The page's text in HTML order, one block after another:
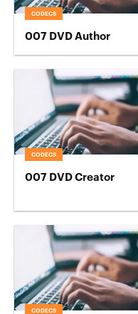
CODECS
007 DVD Author
CODECS
007 DVD Creator
CODECS